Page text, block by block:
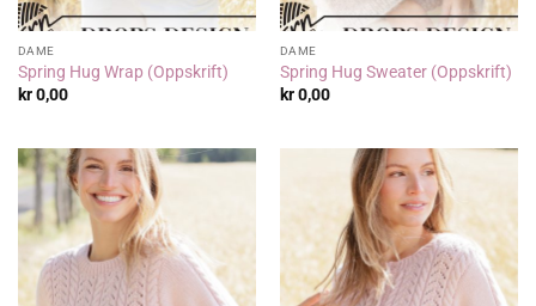
DAME
Spring Hug Wrap (Oppskrift)
kr0,00
DAME
Spring Hug Sweater (Oppskrift)
kr0,00